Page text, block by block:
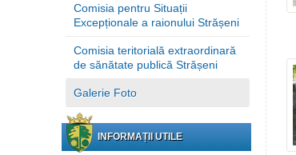
Comisia pentru Situații
Excepționale a raionului Strășeni
Comisia teritorială extraordinară
de sănătate publică Strășeni
Galerie Foto
INFORMAȚII UTILE